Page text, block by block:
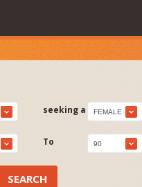
seeking a FEMALE
To 90
SEARCH